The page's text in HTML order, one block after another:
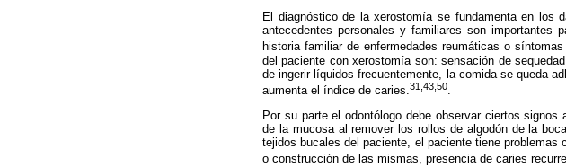
El diagnóstico de la xerostomía se fundamenta en los
antecedentes personales y familiares son importantes
historia familiar de enfermedades reumáticas o
del paciente con xerostomía son: sensación de
de ingerir líquidos frecuentemente, la comida se queda
aumenta el índice de caries.31,43,50.
Por su parte el odontólogo debe observar ciertos
de la mucosa al remover los rollos de algodón de la
tejidos bucales del paciente, el paciente tiene
o construcción de las mismas, presencia de caries